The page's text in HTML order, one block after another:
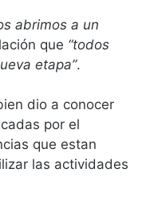
abrimos a un
que “todos
etapa”.
dio a conocer
por el
que estan
las actividades